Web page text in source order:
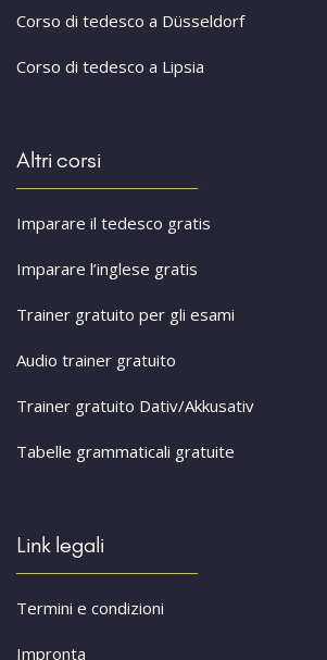
Corso di tedesco a Düsseldorf
Corso di tedesco a Lipsia
Altri corsi
Imparare il tedesco gratis
Imparare l’inglese gratis
Trainer gratuito per gli esami
Audio trainer gratuito
Trainer gratuito Dativ/Akkusativ
Tabelle grammaticali gratuite
Link legali
Termini e condizioni
Impronta